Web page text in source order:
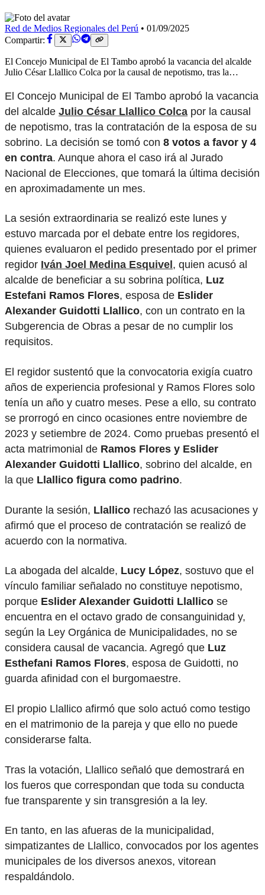
Red de Medios Regionales del Perú • 01/09/2025
Compartir:
El Concejo Municipal de El Tambo aprobó la vacancia del alcalde
Julio César Llallico Colca por la causal de nepotismo, tras la…
El Concejo Municipal de El Tambo aprobó la vacancia
del alcalde Julio César Llallico Colca por la causal
de nepotismo, tras la contratación de la esposa de su
sobrino. La decisión se tomó con 8 votos a favor y 4
en contra. Aunque ahora el caso irá al Jurado
Nacional de Elecciones, que tomará la última decisión
en aproximadamente un mes.
La sesión extraordinaria se realizó este lunes y
estuvo marcada por el debate entre los regidores,
quienes evaluaron el pedido presentado por el primer
regidor Iván Joel Medina Esquivel , quien acusó al
alcalde de beneficiar a su sobrina política, Luz
Estefani Ramos Flores, esposa de Eslider
Alexander Guidotti Llallico, con un contrato en la
Subgerencia de Obras a pesar de no cumplir los
requisitos.
El regidor sustentó que la convocatoria exigía cuatro
años de experiencia profesional y Ramos Flores solo
tenía un año y cuatro meses. Pese a ello, su contrato
se prorrogó en cinco ocasiones entre noviembre de
2023 y setiembre de 2024. Como pruebas presentó el
acta matrimonial de Ramos Flores y Eslider
Alexander Guidotti Llallico, sobrino del alcalde, en
la que Llallico figura como padrino.
Durante la sesión, Llallico rechazó las acusaciones y
afirmó que el proceso de contratación se realizó de
acuerdo con la normativa.
La abogada del alcalde, Lucy López, sostuvo que el
vínculo familiar señalado no constituye nepotismo,
porque Eslider Alexander Guidotti Llallico se
encuentra en el octavo grado de consanguinidad y,
según la Ley Orgánica de Municipalidades, no se
considera causal de vacancia. Agregó que Luz
Esthefani Ramos Flores, esposa de Guidotti, no
guarda afinidad con el burgomaestre.
El propio Llallico afirmó que solo actuó como testigo
en el matrimonio de la pareja y que ello no puede
considerarse falta.
Tras la votación, Llallico señaló que demostrará en
los fueros que correspondan que toda su conducta
fue transparente y sin transgresión a la ley.
En tanto, en las afueras de la municipalidad,
simpatizantes de Llallico, convocados por los agentes
municipales de los diversos anexos, vitorean
respaldándolo.